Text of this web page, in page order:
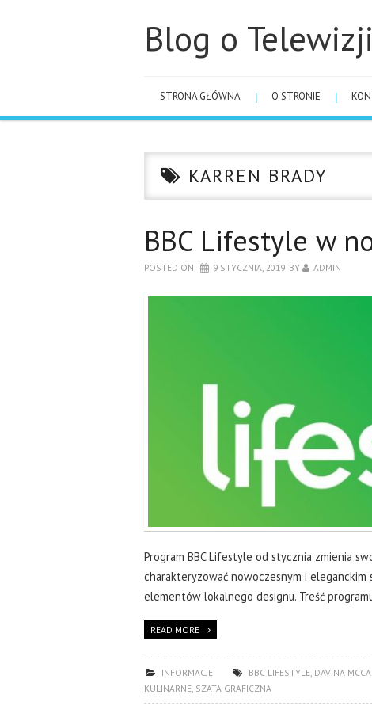
Blog o Telewizji
STRONA GŁÓWNA O STRONIE
KARREN BRADY
BBC Lifestyle w
POSTED ON 9 STYCZNIA, 2019 BY ADMIN
Program BBC Lifestyle od stycznia zmienia
charakteryzować nowoczesnym i
elementów lokalnego designu. Treść
READ MORE
INFORMACJE BBC LIFESTYLE, DAVINA
KULINARNE SZATA GRAFICZNA